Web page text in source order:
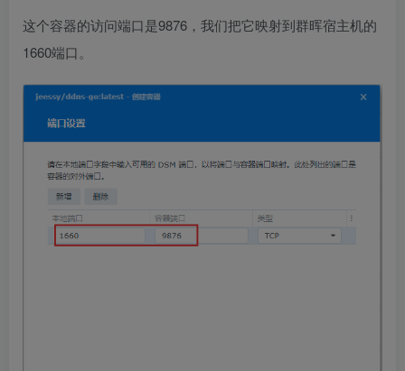
这个容器的访问端口是9876，我们把它映射到群晖宿主机的
1660端口。